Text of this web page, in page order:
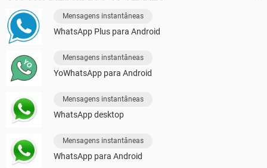
Mensagens instantâneas
WhatsApp Plus para Android
Mensagens instantâneas
YoWhatsApp para Android
Mensagens instantâneas
WhatsApp desktop
Mensagens instantâneas
WhatsApp para Android